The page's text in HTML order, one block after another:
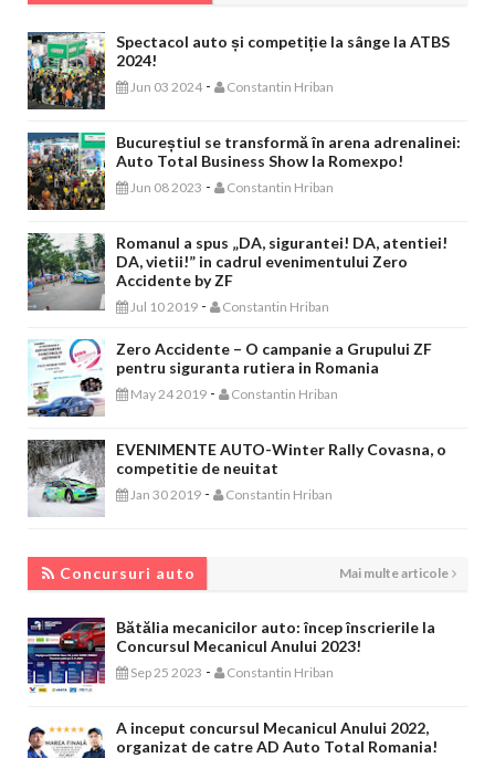
Spectacol auto și competiție la sânge la ATBS
2024!
Jun 03 2024 - Constantin Hriban
Bucureștiul se transformă în arena adrenalinei:
Auto Total Business Show la Romexpo!
Jun 08 2023 - Constantin Hriban
Romanul a spus „DA, sigurantei! DA, atentiei!
DA, vietii!” in cadrul evenimentului Zero
Accidente by ZF
Jul 10 2019 - Constantin Hriban
Zero Accidente – O campanie a Grupului ZF
pentru siguranta rutiera in Romania
May 24 2019 - Constantin Hriban
EVENIMENTE AUTO-Winter Rally Covasna, o
competitie de neuitat
Jan 30 2019 - Constantin Hriban
Concursuri auto Mai multe articole
Bătălia mecanicilor auto: încep înscrierile la
Concursul Mecanicul Anului 2023!
Sep 25 2023 - Constantin Hriban
A inceput concursul Mecanicul Anului 2022,
organizat de catre AD Auto Total Romania!